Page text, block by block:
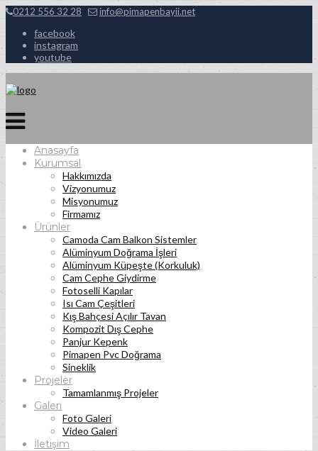
0212 556 32 28 info@pimapenbayii.net
facebook
instagram
youtube
Anasayfa
Kurumsal
Hakkımızda
Vizyonumuz
Misyonumuz
Firmamız
Ürünler
Camoda Cam Balkon Sistemler
Alüminyum Doğrama İşleri
Alüminyum Küpeşte (Korkuluk)
Cam Cephe Giydirme
Fotoselli Kapılar
Isı Cam Çeşitleri
Kış Bahçesi Açılır Tavan
Kompozit Dış Cephe
Panjur Kepenk
Pimapen Pvc Doğrama
Sineklik
Projeler
Tamamlanmış Projeler
Galeri
Foto Galeri
Video Galeri
İletişim